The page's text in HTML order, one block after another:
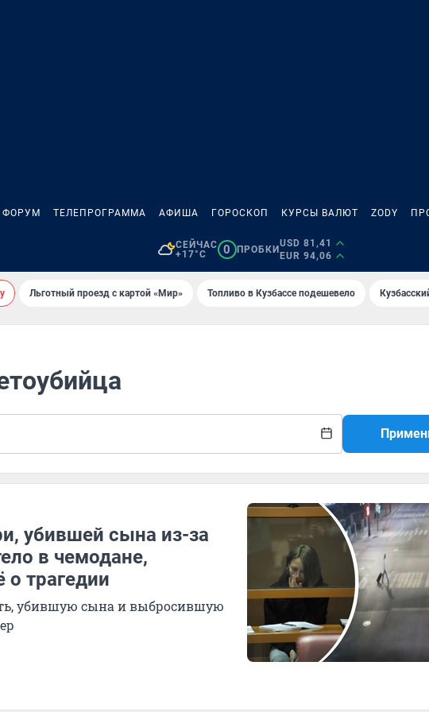
ФОРУМ ТЕЛЕПРОГРАММА АФИША ГОРОСКОП КУРСЫ ВАЛЮТ ZODY
СЕЙЧАС
+17°C
0 ПРОБКИ
USD 81,41
EUR 94,06
Льготный проезд с картой «Мир» Топливо в Кузбассе подешевело
убившей сына из-за
в чемодане,
трагедии
убившую сына и выбросившую